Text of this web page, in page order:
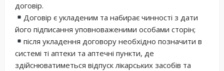
договір.
Договір є укладеним та набирає чинності з дати
його підписання уповноваженими особами сторін;
після укладення договору необхідно позначити в
системі ті аптеки та аптечні пункти, де
здійснюватиметься відпуск лікарських засобів та